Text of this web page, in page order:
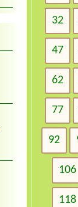
32
47
62
77
92
106
118